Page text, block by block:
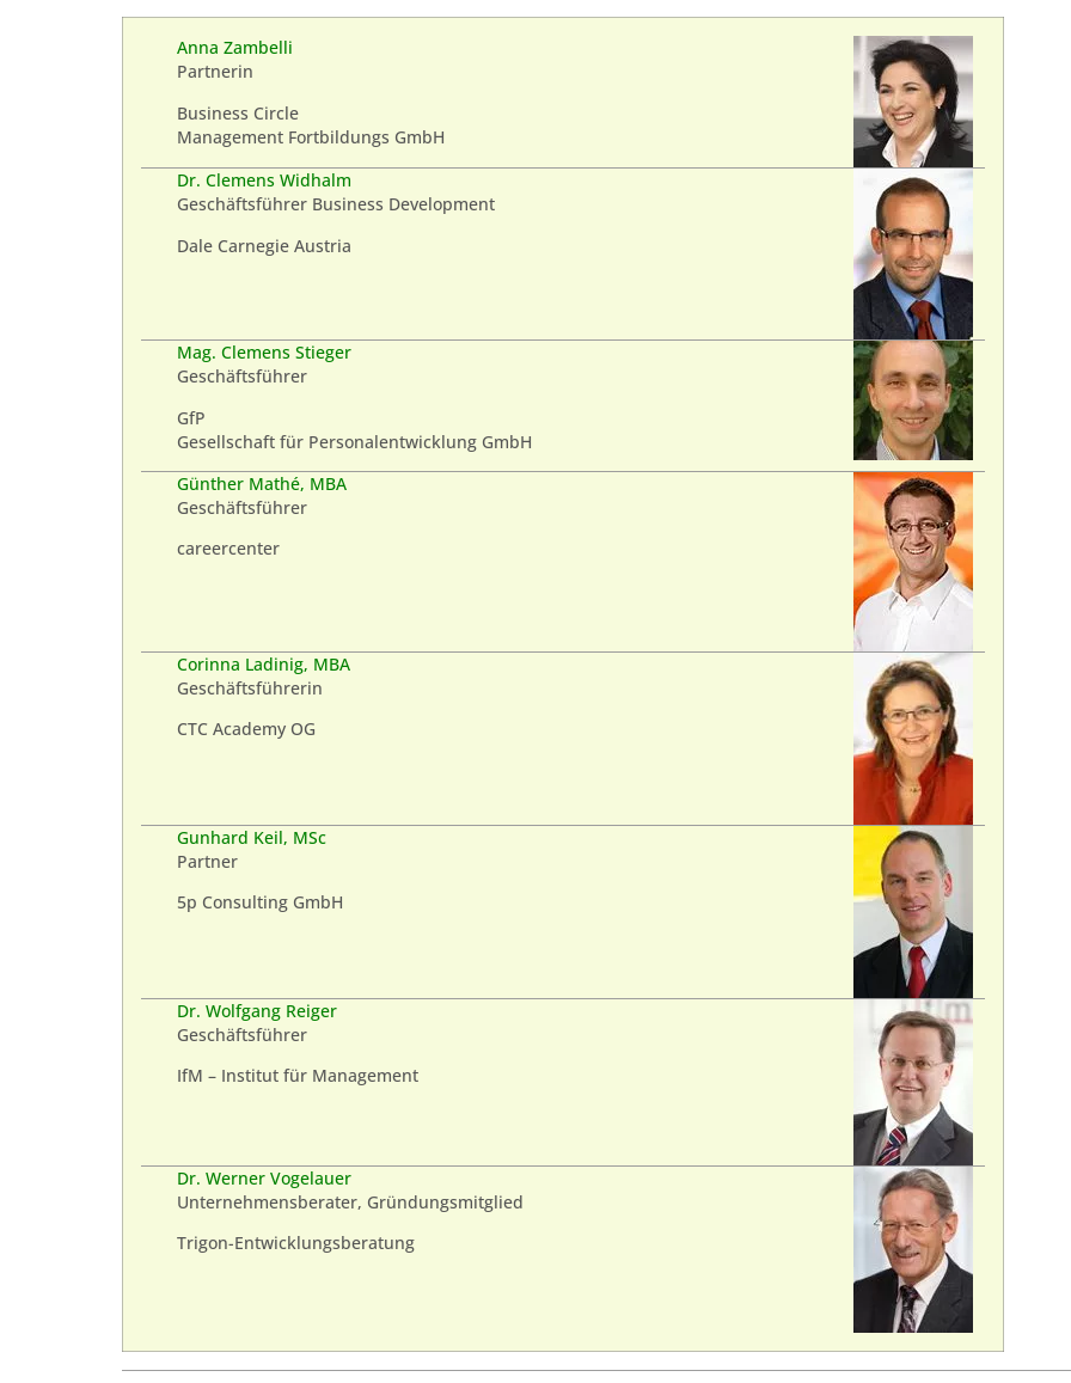
Anna Zambelli
Partnerin
Business Circle
Management Fortbildungs GmbH
Dr. Clemens Widhalm
Geschäftsführer Business Development
Dale Carnegie Austria
Mag. Clemens Stieger
Geschäftsführer
GfP
Gesellschaft für Personalentwicklung GmbH
Günther Mathé, MBA
Geschäftsführer
careercenter
Corinna Ladinig, MBA
Geschäftsführerin
CTC Academy OG
Gunhard Keil, MSc
Partner
5p Consulting GmbH
Dr. Wolfgang Reiger
Geschäftsführer
IfM – Institut für Management
Dr. Werner Vogelauer
Unternehmensberater, Gründungsmitglied
Trigon-Entwicklungsberatung